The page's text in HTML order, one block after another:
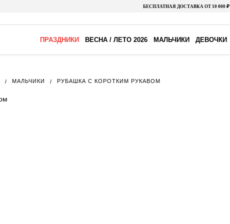
БЕСПЛАТНАЯ ДОСТАВКА ОТ 10 000 ₽
ПРАЗДНИКИ ВЕСНА / ЛЕТО 2026 МАЛЬЧИКИ ДЕВОЧКИ
МАЛЬЧИКИ РУБАШКА С КОРОТКИМ РУКАВОМ